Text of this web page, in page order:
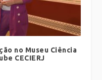
no Museu Ciência
CECIERJ